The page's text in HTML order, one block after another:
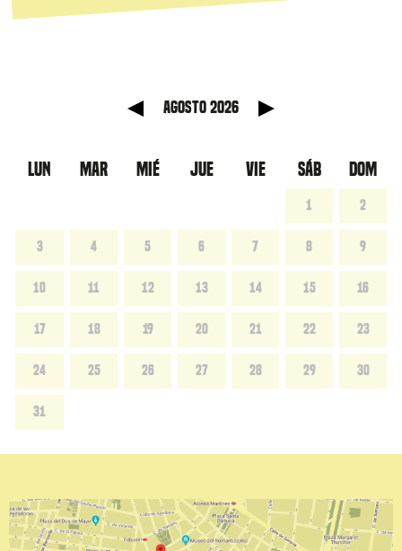
agosto 2026
LUN MAR MIÉ JUE VIE SÁB DOM
1 2
3 4 5 6 7 8 9
10 11 12 13 14 15 16
17 18 19 20 21 22 23
24 25 26 27 28 29 30
31